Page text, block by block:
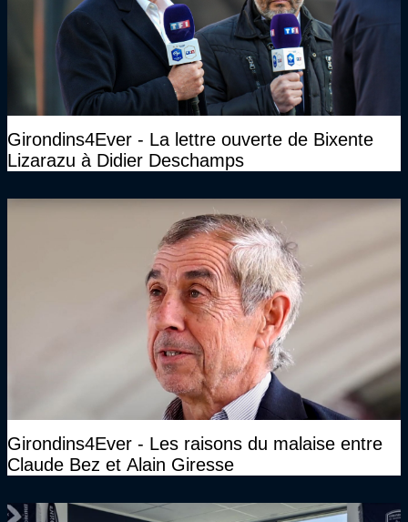
Girondins4Ever - La lettre ouverte de Bixente
Lizarazu à Didier Deschamps
Girondins4Ever - Les raisons du malaise entre
Claude Bez et Alain Giresse